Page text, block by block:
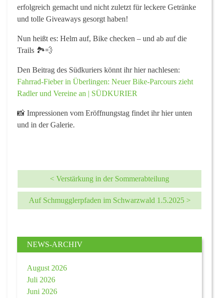
erfolgreich gemacht und nicht zuletzt für leckere Getränke
und tolle Giveaways gesorgt haben!
Nun heißt es: Helm auf, Bike checken – und ab auf die
Trails 🏞️💨
Den Beitrag des Südkuriers könnt ihr hier nachlesen:
Fahrrad-Fieber in Überlingen: Neuer Bike-Parcours zieht
Radler und Vereine an | SÜDKURIER
📸 Impressionen vom Eröffnungstag findet ihr hier unten
und in der Galerie.
< Verstärkung in der Sommerabteilung
Auf Schmugglerpfaden im Schwarzwald 1.5.2025 >
NEWS-ARCHIV
August 2026
Juli 2026
Juni 2026